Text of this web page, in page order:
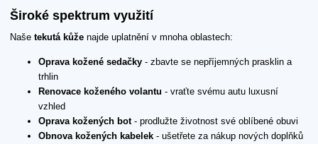
Široké spektrum využití
Naše tekutá kůže najde uplatnění v mnoha oblastech:
Oprava kožené sedačky - zbavte se nepříjemných prasklin a
trhlin
Renovace koženého volantu - vraťte svému autu luxusní
vzhled
Oprava kožených bot- prodlužte životnost své oblíbené obuvi
Obnova kožených kabelek - ušetřete za nákup nových doplňků